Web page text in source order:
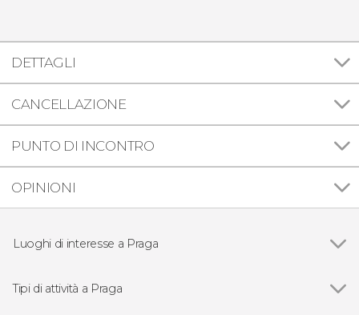
DETTAGLI
CANCELLAZIONE
PUNTO DI INCONTRO
OPINIONI
Luoghi di interesse a Praga
Ponte Carlo
Tipi di attività a Praga